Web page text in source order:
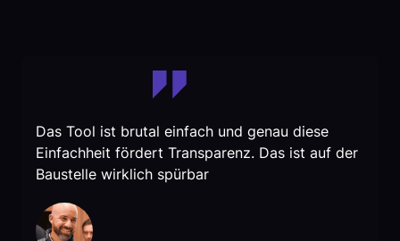
Das Tool ist brutal einfach und genau diese
Einfachheit fördert Transparenz. Das ist auf der
Baustelle wirklich spürbar